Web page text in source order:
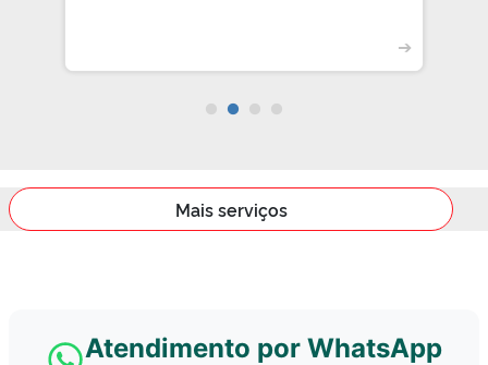
➔
Mais serviços
Atendimento por WhatsApp